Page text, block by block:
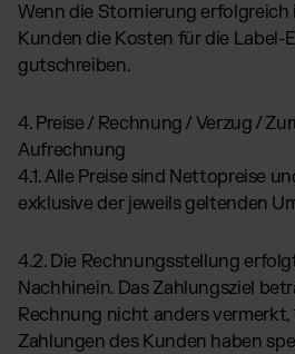
Wenn die Stornierung erfolgreich
Kunden die Kosten für die Label-
gutschreiben.
4. Preise / Rechnung / Verzug /
Aufrechnung
4.1. Alle Preise sind Nettopreise
exklusive der jeweils geltenden
4.2. Die Rechnungsstellung
Nachhinein. Das Zahlungsziel
Rechnung nicht anders vermerkt,
Zahlungen des Kunden haben